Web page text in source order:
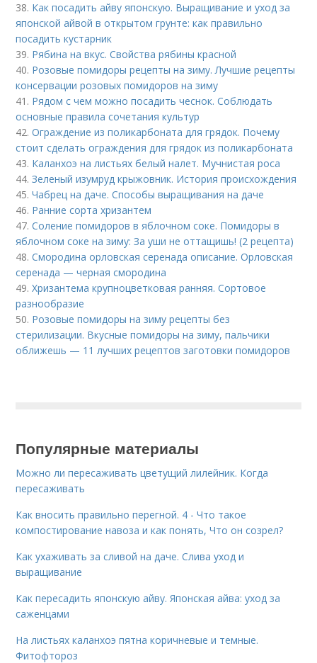
38. Как посадить айву японскую. Выращивание и уход за
японской айвой в открытом грунте: как правильно
посадить кустарник
39. Рябина на вкус. Свойства рябины красной
40. Розовые помидоры рецепты на зиму. Лучшие рецепты
консервации розовых помидоров на зиму
41. Рядом с чем можно посадить чеснок. Соблюдать
основные правила сочетания культур
42.Ограждение из поликарбоната для грядок. Почему
стоит сделать ограждения для грядок из поликарбоната
43. Каланхоэ на листьях белый налет. Мучнистая роса
44.Зеленый изумруд крыжовник. История происхождения
45.Чабрец на даче. Способы выращивания на даче
46. Ранние сорта хризантем
47.Соление помидоров в яблочном соке. Помидоры в
яблочном соке на зиму: За уши не оттащишь! (2 рецепта)
48.Смородина орловская серенада описание. Орловская
серенада — черная смородина
49.Хризантема крупноцветковая ранняя. Сортовое
разнообразие
50. Розовые помидоры на зиму рецепты без
стерилизации. Вкусные помидоры на зиму, пальчики
оближешь — 11 лучших рецептов заготовки помидоров
Популярные материалы
Можно ли пересаживать цветущий лилейник. Когда
пересаживать
Как вносить правильно перегной. 4 - Что такое
компостирование навоза и как понять, Что он созрел?
Как ухаживать за сливой на даче. Слива уход и
выращивание
Как пересадить японскую айву. Японская айва: уход за
саженцами
На листьях каланхоэ пятна коричневые и темные.
Фитофтороз